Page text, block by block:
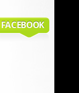
FACEBOOK